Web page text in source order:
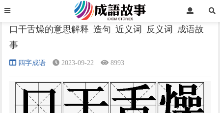
正文
口干舌燥的意思解释_造句_近义词_反义词_成语故
事
四字成语 2023-09-22 8993